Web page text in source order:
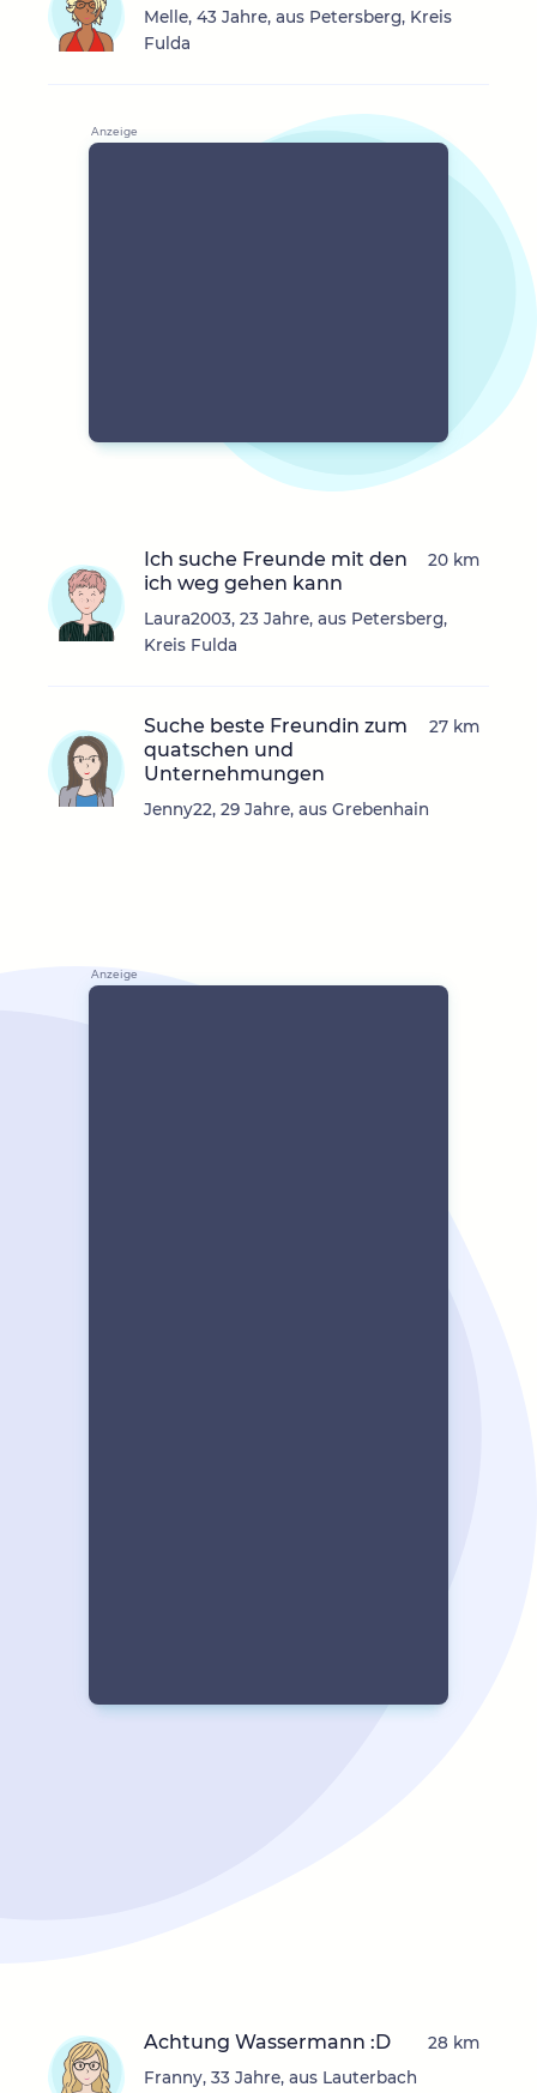
Melle, 43 Jahre, aus Petersberg, Kreis
Fulda
Ich suche Freunde mit den
ich weg gehen kann
Laura2003, 23 Jahre, aus Petersberg,
Kreis Fulda
20 km
Suche beste Freundin zum
quatschen und
Unternehmungen
Jenny22, 29 Jahre, aus Grebenhain
27 km
Achtung Wassermann :D
Franny, 33 Jahre, aus Lauterbach
28 km